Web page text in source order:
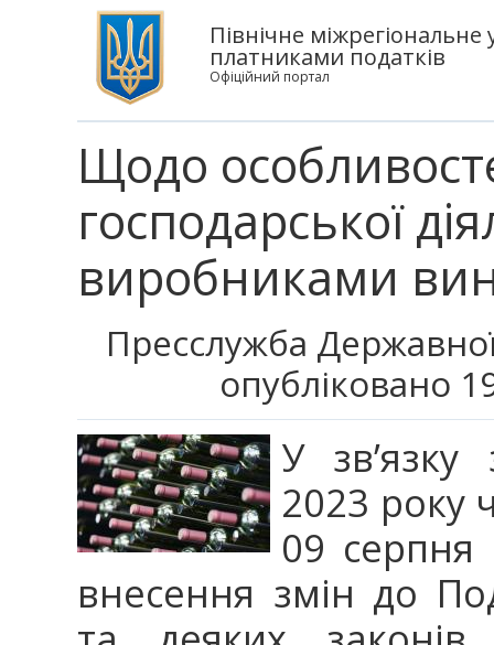
Північне
платниками податків
Офіційний портал
Щодо
господарської
виробниками
Пресслужба
опубліковано
У
2023 року
09
внесення змін до